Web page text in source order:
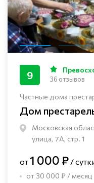
Частные дома
Дом
Московская
улица, 7А, стр. 1
9 36 отзывов
от1 000 ₽ /
от 30 000 ₽ / месяц